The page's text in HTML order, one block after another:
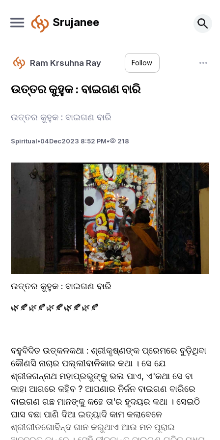
Srujanee
Ram Krsuhna Ray Follow
ଉତ୍ତର କୁହୁକ : ବାଇଗଣ ବାରି
ଉତ୍ତର କୁହୁକ : ବାଇଗଣ ବାରି
Spiritual•04Dec2023 8:52 PM• 218
ଉତ୍ତର କୁହୁକ : ବାଇଗଣ ବାରି
🌿🍂🌿🍂🌿🍂🌿🍂🌿🍂
ବହୁବିଦିତ ଉତ୍କଳକଥା : ଶ୍ରୀକୃଷ୍ଣଙ୍କ ପ୍ରେମରେ ବୁଡ଼ିଥିବା
କୌଣସି ନାଚାର ପଲ୍ଲୀବାଳିକାର କଥା । ସେ ଯେ
ଶ୍ରୀଜଗନ୍ନାଥ ମହାପ୍ରଭୁଙ୍କୁ ଭଲ ପାଏ, ଏ'କଥା ସେ ବା
କାହା ଆଗରେ କହିବ ? ଆପଣାର ନିର୍ଜନ ବାଇଗଣ ବାରିରେ
ବାଇଗଣ ଗଛ ମାନଙ୍କୁ କହେ ତା'ର ହୃଦୟର କଥା । ସେଇଠି
ଘାସ ବଛା ପାଣି ଦିଆ ଇତ୍ୟାଦି କାମ କଲାବେଳେ
ଶ୍ରୀଗୀତଗୋବିନ୍ଦ ଗାନ କରୁଥାଏ ଆଉ ମନ ପୂରାଇ